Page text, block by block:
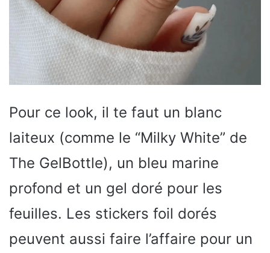
Pour ce look, il te faut un blanc
laiteux (comme le “Milky White” de
The GelBottle), un bleu marine
profond et un gel doré pour les
feuilles. Les stickers foil dorés
peuvent aussi faire l’affaire pour un